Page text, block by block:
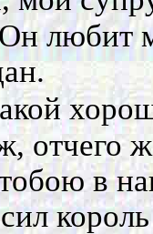
любит
отчего
в